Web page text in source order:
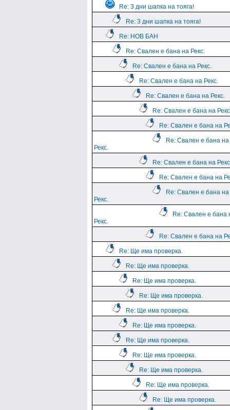
Re: 3 дни шапка на тояга!
Re: 3 дни шапка на тояга!
Re: НОВ БАН
Re: Свален е бана на Рекс.
Re: Свален е бана на Рекс.
Re: Свален е бана на Рекс.
Re: Свален е бана на Рекс.
Re: Свален е бана на
Re: Свален е бана на
Re: Свален е бана на
Рекс.
Re: Свален е бана на
Re: Свален е бана на
Re: Свален е бана на
Рекс.
Re: Свален е бана
Рекс.
Re: Свален е бана на
Re: Ще има проверка.
Re: Ще има проверка.
Re: Ще има проверка.
Re: Ще има проверка.
Re: Ще има проверка.
Re: Ще има проверка.
Re: Ще има проверка.
Re: Ще има проверка.
Re: Ще има проверка.
Re: Ще има проверка.
Re: Ще има проверка.